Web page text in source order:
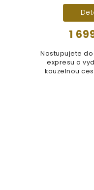
1
Nastupujete
expresu a
kouzelnou